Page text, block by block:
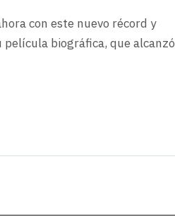
con este nuevo récord y
biográfica, que alcanzó